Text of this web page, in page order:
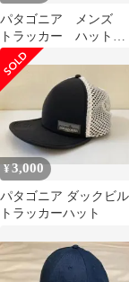
パタゴニア メンズ
トラッカー ハット
ブラック
¥3,000
パタゴニア ダックビル
トラッカーハット